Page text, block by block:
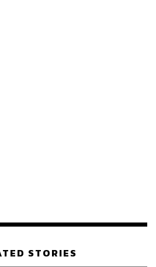
STORIES